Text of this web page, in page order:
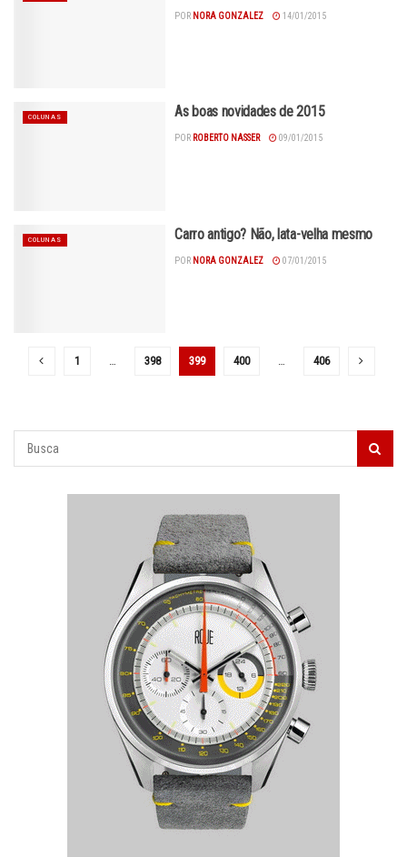
POR NORA GONZALEZ 14/01/2015
COLUNAS As boas novidades de 2015
POR ROBERTO NASSER 09/01/2015
COLUNAS Carro antigo? Não, lata-velha mesmo
POR NORA GONZALEZ 07/01/2015
1 … 398 399 400 … 406